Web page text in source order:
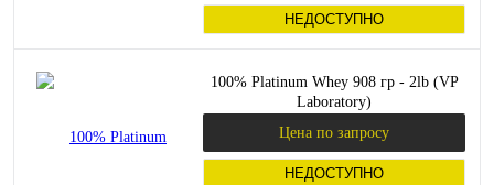
НЕДОСТУПНО
100% Platinum Whey 908 гр - 2lb (VP
Laboratory)
Цена по запросу
НЕДОСТУПНО